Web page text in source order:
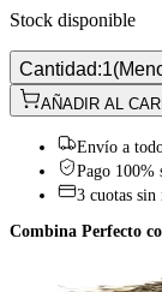
Stock disponible
Cantidad:1(
AÑADIR AL
Envío a
Pago 100%
3 cuotas sin
Combina Perfecto